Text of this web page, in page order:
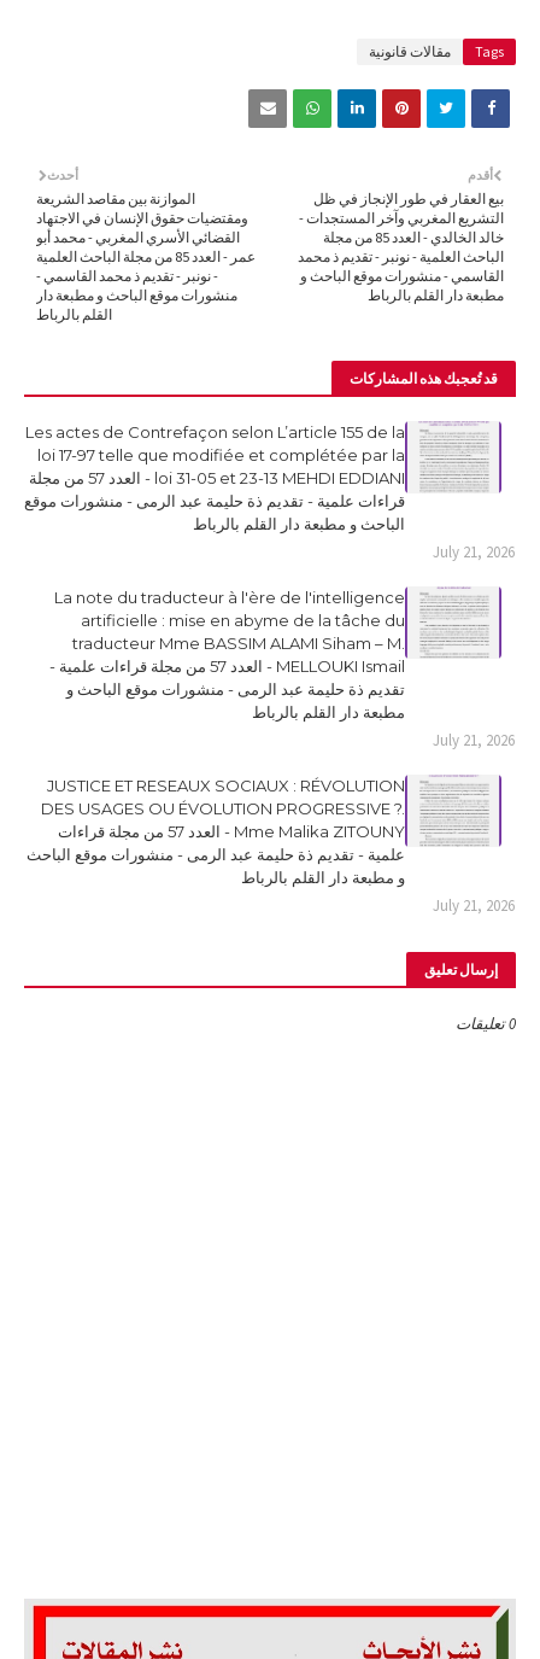
Tags مقالات قانونية
أحدث
الموازنة بين مقاصد الشريعة
ومقتضيات حقوق الإنسان في الاجتهاد
القضائي الأسري المغربي - محمد أبو
عمر - العدد 85 من مجلة الباحث العلمية
- نونبر - تقديم ذ محمد القاسمي -
منشورات موقع الباحث و مطبعة دار
القلم بالرباط
أقدم
بيع العقار في طور الإنجاز في ظل
التشريع المغربي وآخر المستجدات -
خالد الخالدي - العدد 85 من مجلة
الباحث العلمية - نونبر - تقديم ذ محمد
القاسمي - منشورات موقع الباحث و
مطبعة دار القلم بالرباط
قد تُعجبك هذه المشاركات
Les actes de Contrefaçon selon L’article 155 de la
loi 17-97 telle que modifiée et complétée par la
loi 31-05 et 23-13 MEHDI EDDIANI - العدد 57 من مجلة
قراءات علمية - تقديم ذة حليمة عبد الرمى - منشورات موقع
الباحث و مطبعة دار القلم بالرباط
July 21, 2026
La note du traducteur à l'ère de l'intelligence
artificielle : mise en abyme de la tâche du
traducteur Mme BASSIM ALAMI Siham – M.
MELLOUKI Ismail - العدد 57 من مجلة قراءات علمية -
تقديم ذة حليمة عبد الرمى - منشورات موقع الباحث و
مطبعة دار القلم بالرباط
July 21, 2026
JUSTICE ET RESEAUX SOCIAUX : RÉVOLUTION
DES USAGES OU ÉVOLUTION PROGRESSIVE ?.
Mme Malika ZITOUNY - العدد 57 من مجلة قراءات
علمية - تقديم ذة حليمة عبد الرمى - منشورات موقع الباحث
و مطبعة دار القلم بالرباط
July 21, 2026
إرسال تعليق
0 تعليقات